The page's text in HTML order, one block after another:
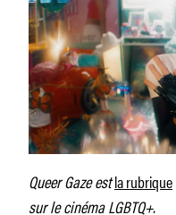
Queer Gaze estla rubrique
sur le cinéma LGBTQ+.